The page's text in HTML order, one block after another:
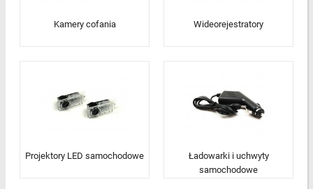
Kamery cofania Wideorejestratory
Projektory LED samochodowe
Ładowarki i uchwyty
samochodowe